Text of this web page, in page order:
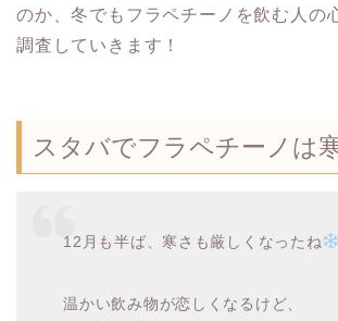
のか、冬でもフラペチーノを飲む人の
調査していきます！
スタバでフラペチーノは
12月も半ば、寒さも厳しくなったね
温かい飲み物が恋しくなるけど、